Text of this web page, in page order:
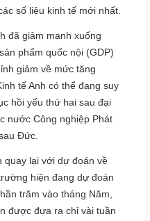
số liệu kinh tế mới nhất.
đã giảm mạnh xuống
phẩm quốc nội (GDP)
giảm về mức tăng
tế Anh có thể đang suy
hồi yếu thứ hai sau đại
nước Công nghiệp Phát
Đức.
quay lại với dự đoán về
hiện đang dự đoán
trăm vào tháng Năm,
được đưa ra chỉ vài tuần